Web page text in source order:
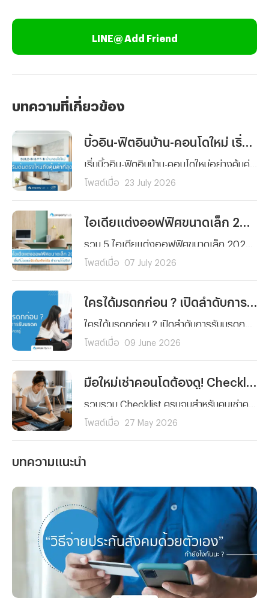
LINE@ Add Friend
บทความที่เกี่ยวข้อง
โพสต์เมื่อ 23 July 2026
โพสต์เมื่อ 07 July 2026
โพสต์เมื่อ 09 June 2026
โพสต์เมื่อ 27 May 2026
บทความแนะนำ